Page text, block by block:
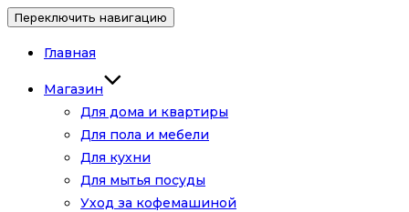
Переключить навигацию
Главная
Магазин
Для дома и квартиры
Для пола и мебели
Для кухни
Для мытья посуды
Уход за кофемашиной